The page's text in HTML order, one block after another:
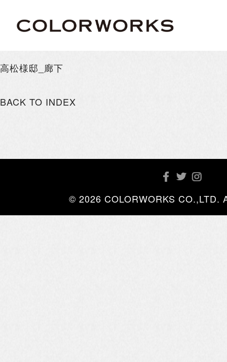
高松様邸_廊下
BACK TO INDEX
© 2026 COLORWORKS CO.,LTD.